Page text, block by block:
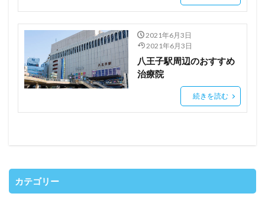
2021年6月3日
2021年6月3日
八王子駅周辺のおすすめ
治療院
続きを読む
カテゴリー